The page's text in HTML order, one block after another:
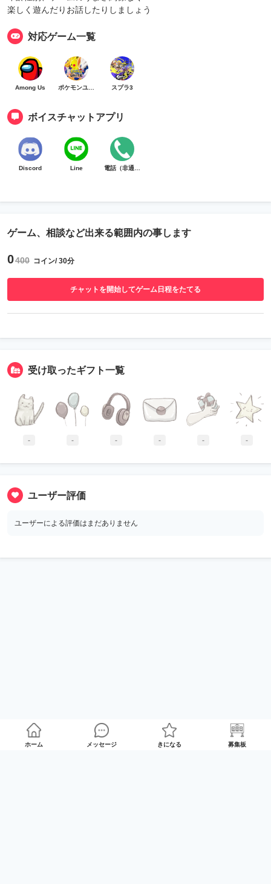
楽しく遊んだりお話したりしましょう
対応ゲーム一覧
Among Us スプラ3
ボイスチャットアプリ
Discord Line
ゲーム、相談など出来る範囲内の事します
0400 コイン/ 30分
チャットを開始してゲーム日程をたてる
受け取ったギフト一覧
- - - - - -
ユーザー評価
ユーザーによる評価はまだありません
ホーム メッセージ きになる 募集板